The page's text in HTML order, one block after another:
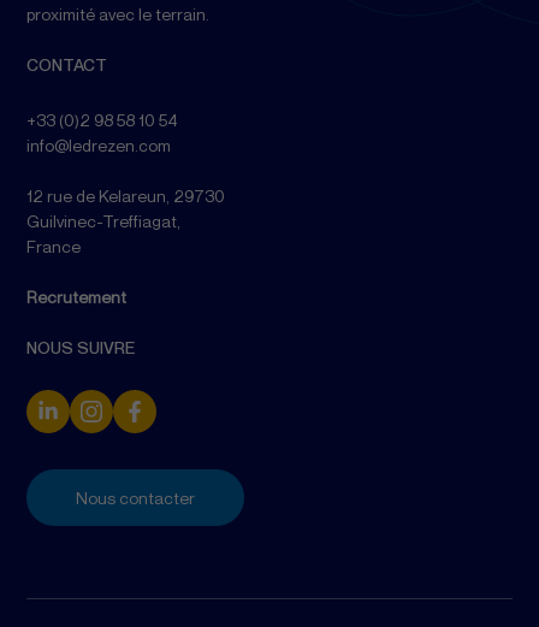
proximité avec le terrain.
CONTACT
+33 (0)2 98 58 10 54
info@ledrezen.com
12 rue de Kelareun, 29730
Guilvinec-Treffiagat,
France
Recrutement
NOUS SUIVRE
Nous contacter